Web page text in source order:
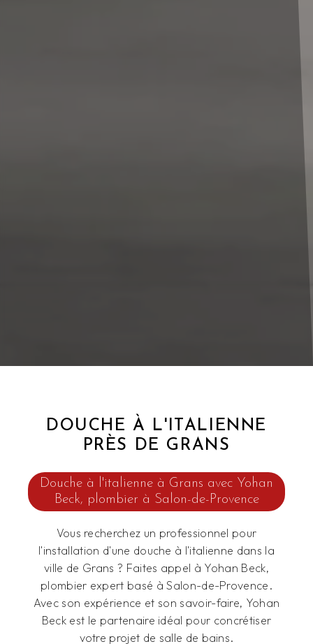
DOUCHE À L'ITALIENNE
PRÈS DE GRANS
Douche à l'italienne à Grans avec Yohan
Beck, plombier à Salon-de-Provence
Vous recherchez un professionnel pour
l'installation d'une douche à l'italienne dans la
ville de Grans ? Faites appel à Yohan Beck,
plombier expert basé à Salon-de-Provence.
Avec son expérience et son savoir-faire, Yohan
Beck est le partenaire idéal pour concrétiser
votre projet de salle de bains.